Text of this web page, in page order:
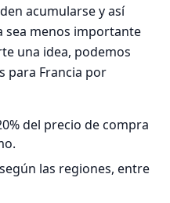
acumularse y así
sea menos importante
una idea, podemos
para Francia por
del precio de compra
las regiones, entre